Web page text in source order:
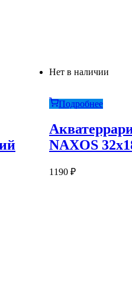
Нет в наличии
Подробнее
NAXOS
1190 ₽